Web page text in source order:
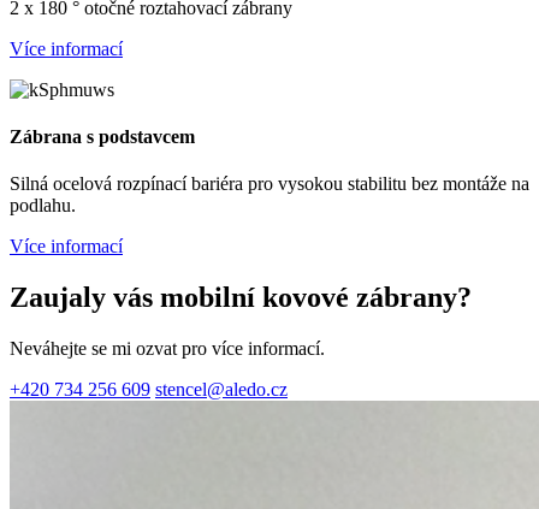
2 x 180 ° otočné roztahovací zábrany
Více informací
Zábrana s podstavcem
Silná ocelová rozpínací bariéra pro vysokou stabilitu bez montáže na
podlahu.
Více informací
Zaujaly vás mobilní kovové zábrany?
Neváhejte se mi ozvat pro více informací.
+420 734 256 609 stencel@aledo.cz